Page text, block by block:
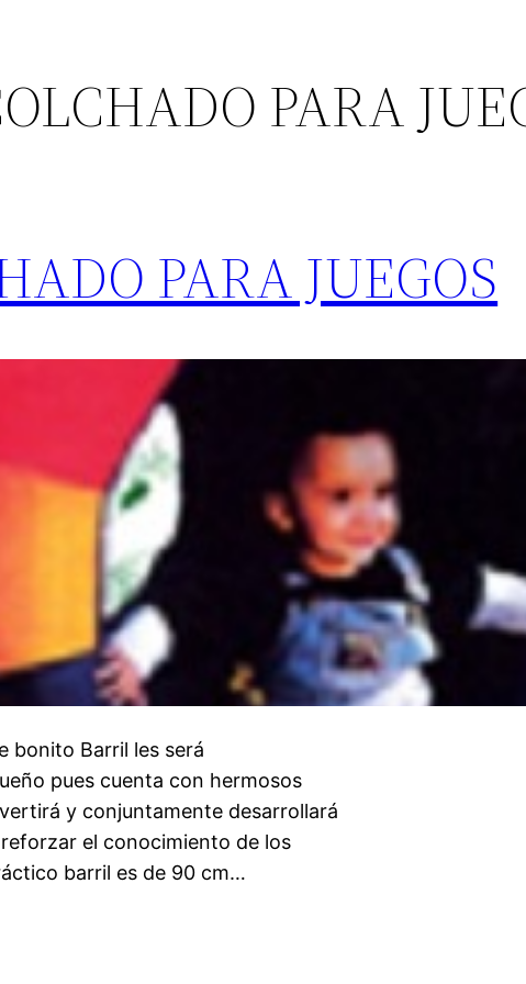
PARA
PARA JUEGOS
bonito Barril les será
pues cuenta con hermosos
y conjuntamente desarrollará
el conocimiento de los
barril es de 90 cm…